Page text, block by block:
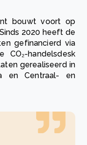
bouwt voort op
2020 heeft de
gefinancierd via
handelsdesk
gerealiseerd in
en Centraal- en